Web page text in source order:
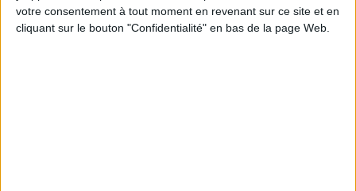
votre consentement à tout moment en revenant sur ce site et en
cliquant sur le bouton "Confidentialité" en bas de la page Web.
TRENDY WEDDING DRESS DESIGNERS TO WATCH